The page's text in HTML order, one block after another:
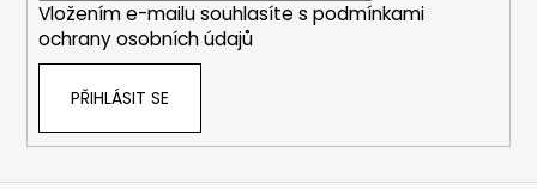
Vložením e-mailu souhlasíte s podmínkami
ochrany osobních údajů
PŘIHLÁSIT SE